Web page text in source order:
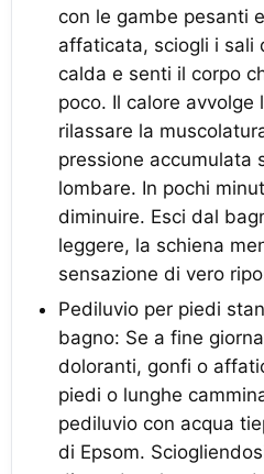
con le gambe pesanti
affaticata, sciogli i sali
calda e senti il corpo
poco. Il calore avvolge
rilassare la
pressione accumulata
lombare. In pochi
diminuire. Esci dal
leggere, la schiena
sensazione di vero
Pediluvio per piedi
bagno: Se a fine
doloranti, gonfi o
piedi o lunghe
pediluvio con acqua
di Epsom.